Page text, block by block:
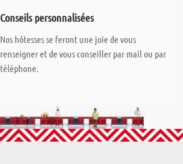
Conseils personnalisées
Nos hôtesses se feront une joie de vous
renseigner et de vous conseiller par mail ou par
téléphone.